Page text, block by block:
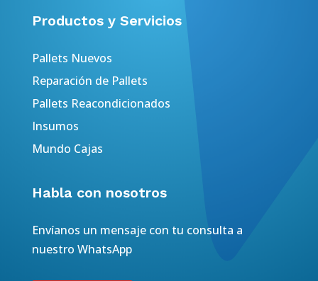
Productos y Servicios
Pallets Nuevos
Reparación de Pallets
Pallets Reacondicionados
Insumos
Mundo Cajas
Habla con nosotros
Envíanos un mensaje con tu consulta a
nuestro WhatsApp